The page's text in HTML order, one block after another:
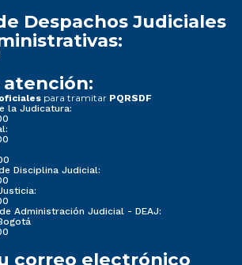
Despachos Judiciales
atención:
para tramitar PQRSDF
la Judicatura:
Disciplina Judicial:
Administración Judicial - DEAJ:
correo electrónico